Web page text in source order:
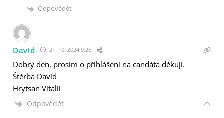
Odpovědět
David 21. 10. 2024 9:26
Dobrý den, prosím o přihlášení na candáta děkuji.
Štěrba David
Hrytsan Vitalii
Odpovědět